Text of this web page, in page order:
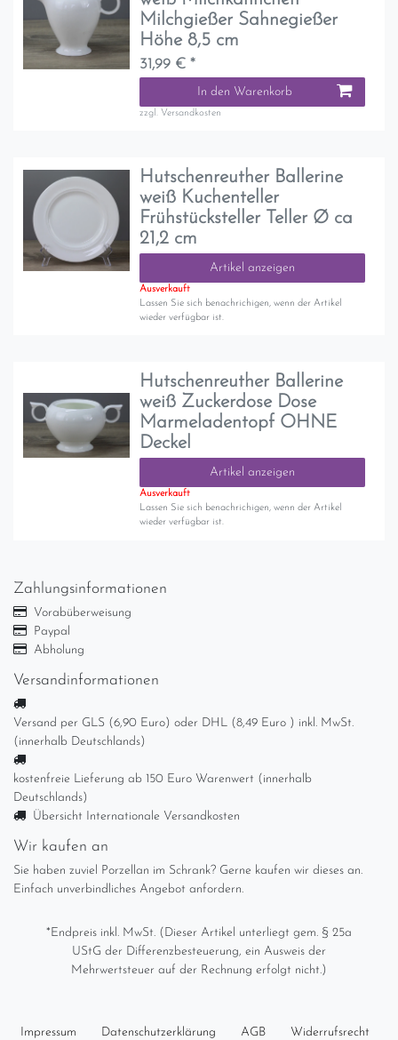
Milchgießer Sahnegießer
Höhe 8,5 cm
31,99 € *
In den Warenkorb
zzgl. Versandkosten
Hutschenreuther Ballerine
weiß Kuchenteller
Frühstücksteller Teller Ø ca
21,2 cm
Artikel anzeigen
Ausverkauft
Lassen Sie sich benachrichigen, wenn der Artikel
wieder verfügbar ist.
Hutschenreuther Ballerine
weiß Zuckerdose Dose
Marmeladentopf OHNE
Deckel
Artikel anzeigen
Ausverkauft
Lassen Sie sich benachrichigen, wenn der Artikel
wieder verfügbar ist.
Zahlungsinformationen
Vorabüberweisung
Paypal
Abholung
Versandinformationen
Versand per GLS (6,90 Euro) oder DHL (8,49 Euro ) inkl. MwSt.
(innerhalb Deutschlands)
kostenfreie Lieferung ab 150 Euro Warenwert (innerhalb
Deutschlands)
Übersicht Internationale Versandkosten
Wir kaufen an
Sie haben zuviel Porzellan im Schrank? Gerne kaufen wir dieses an.
Einfach unverbindliches Angebot anfordern.
*Endpreis inkl. MwSt. (Dieser Artikel unterliegt gem. § 25a
UStG der Differenzbesteuerung, ein Ausweis der
Mehrwertsteuer auf der Rechnung erfolgt nicht.)
Impressum Daten­schutz­erklärung AGB Widerrufs­recht